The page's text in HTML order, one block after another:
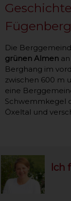
Fügenberg
Die
grünen Almen
Berghang im
zwischen 600 m
eine
Schwemmkegel
Öxeltal und
Ich